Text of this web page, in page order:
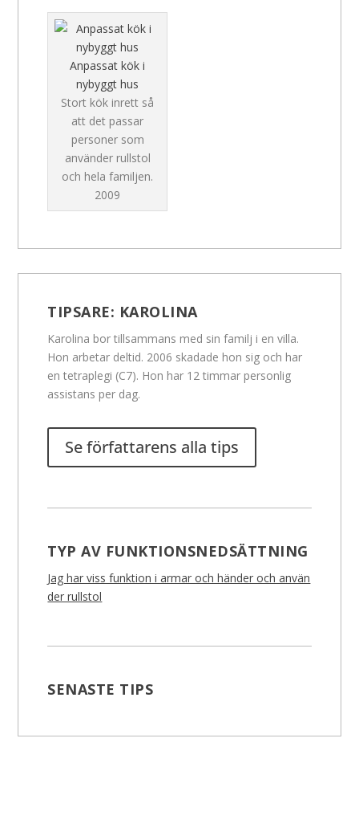
Anpassat kök i
nybyggt hus
Stort kök inrett så
att det passar
personer som
använder rullstol
och hela familjen.
2009
TIPSARE: KAROLINA
Karolina bor tillsammans med sin familj i en villa.
Hon arbetar deltid. 2006 skadade hon sig och har
en tetraplegi (C7). Hon har 12 timmar personlig
assistans per dag.
Se författarens alla tips
TYP AV FUNKTIONSNEDSÄTTNING
Jag har viss funktion i armar och händer och använ
der rullstol
SENASTE TIPS